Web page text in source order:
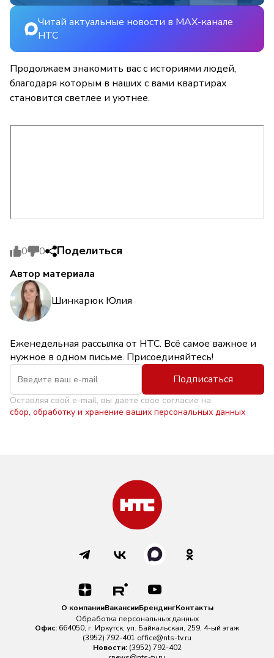
Читай актуальные новости в MAX-канале
НТС
Продолжаем знакомить вас с историями людей,
благодаря которым в наших с вами квартирах
становится светлее и уютнее.
0 0 Поделиться
Автор материала
Шинкарюк Юлия
Еженедельная рассылка от НТС. Всё самое важное и
нужное в одном письме. Присоединяйтесь!
Подписаться
Оставляя свой e-mail, вы даете свое согласие на
сбор, обработку и хранение ваших персональных данных
О компанииВакансииБрендингКонтакты
Обработка персональных данных
Офис: 664050, г. Иркутск, ул. Байкальская, 259, 4-ый этаж
(3952) 792-401 office@nts-tv.ru
Новости: (3952) 792-402